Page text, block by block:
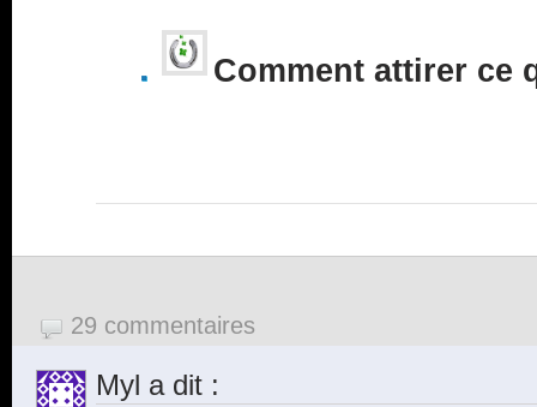
Comment attirer ce
29 commentaires
Myl a dit :